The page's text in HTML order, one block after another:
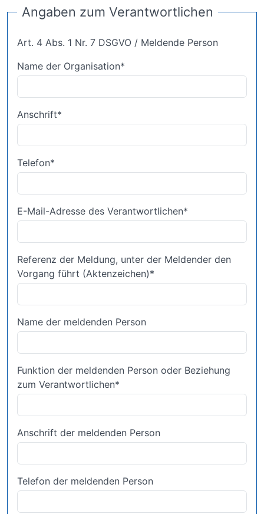
Angaben zum Verantwortlichen
Art. 4 Abs. 1 Nr. 7 DSGVO / Meldende Person
Name der Organisation*
Anschrift*
Telefon*
E-Mail-Adresse des Verantwortlichen*
Referenz der Meldung, unter der Meldender den
Vorgang führt (Aktenzeichen)*
Name der meldenden Person
Funktion der meldenden Person oder Beziehung
zum Verantwortlichen*
Anschrift der meldenden Person
Telefon der meldenden Person